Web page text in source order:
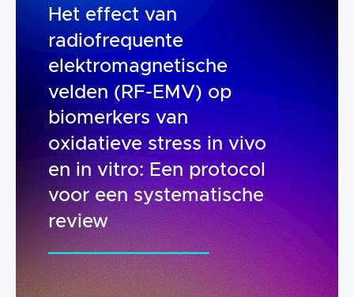
Het effect van
radiofrequente
elektromagnetische
velden (RF-EMV) op
biomerkers van
oxidatieve stress in vivo
en in vitro: Een protocol
voor een systematische
review